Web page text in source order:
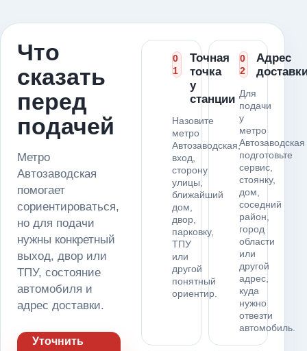
Что
сказать
перед
подачей
Метро
Автозаводская
помогает
сориентироваться,
но для подачи
нужны конкретный
выход, двор или
ТПУ, состояние
автомобиля и
адрес доставки.
Уточнить
0
1
Точная
точка
у
станции
Назовите
метро
Автозаводская,
вход,
сторону
улицы,
ближайший
дом,
двор,
парковку,
ТПУ
или
другой
понятный
ориентир.
0
2
Адрес
Для
подачи
у
метро
Автозаводская
подготовьте
сервис,
стоянку,
дом,
соседний
район,
город
области
или
другой
адрес,
куда
нужно
отвезти
автомобиль.